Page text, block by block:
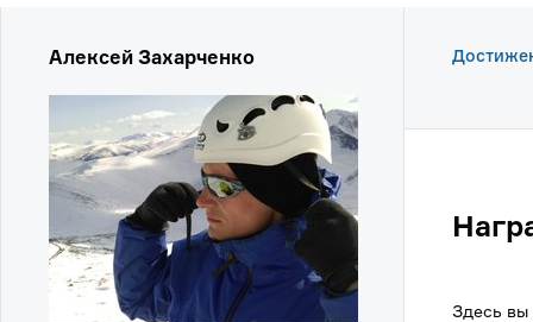
Алексей Захарченко
Здесь вы